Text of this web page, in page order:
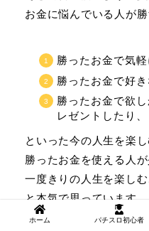
お金に悩んでいる人が
勝ったお金で気
勝ったお金で好
勝ったお金で欲
レゼントしたり、
といった今の人生を楽
勝ったお金を使える人が
一度きりの人生を楽し
と本気で思っています。
ホーム パチスロ初心者